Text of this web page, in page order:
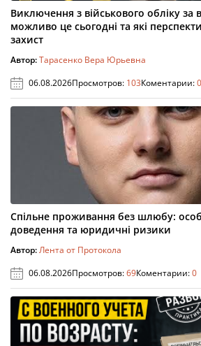
Виключення з військового обліку за
можливо це сьогодні та які
захист
Автор:Тарасенко Вера Юрьевна
06.08.2026Просмотров: 103Коментарии:0
Спільне проживання без шлюбу:
доведення та юридичні ризики
Автор:Лента от Протокола
06.08.2026Просмотров:69Коментарии:0